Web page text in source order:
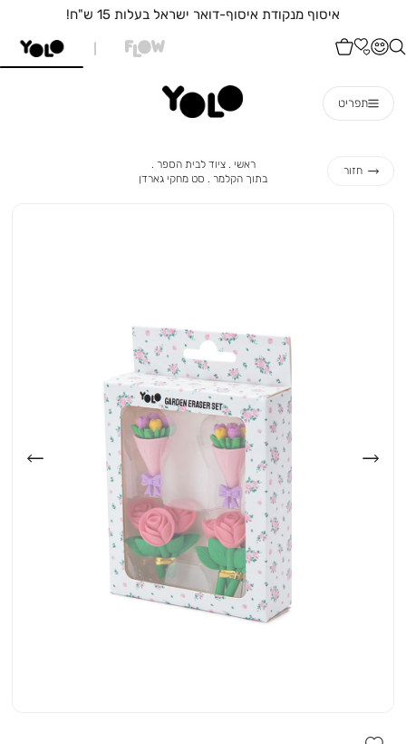
איסוף מנקודת איסוף-דואר ישראל בעלות 15 ש"ח!
תפריט
חזור
ראשי ראשי
ציוד לבית הספר
לבית
בתוך הקלמר
בתוך
סט מחקי גארדן